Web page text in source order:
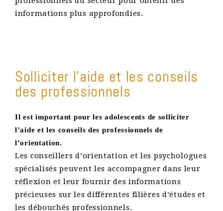
informations plus approfondies.
Solliciter l’aide et les conseils
des professionnels
Il est important pour les adolescents de solliciter
l’aide et les conseils des professionnels de
l’orientation.
Les conseillers d’orientation et les psychologues
spécialisés peuvent les accompagner dans leur
réflexion et leur fournir des informations
précieuses sur les différentes filières d’études et
les débouchés professionnels.